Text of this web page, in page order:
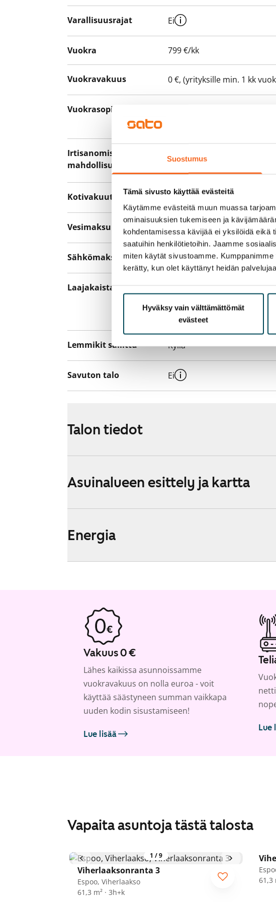
Suostumus
Tämä sivusto käyttää evästeitä
Käytämme evästeitä muun muassa
ominaisuuksien tukemiseen ja
kohdentamisessa kävijää ei yksilöidä eikä
saatuihin henkilötietoihin. Jaamme
miten käytät sivustoamme.
kerätty, kun olet käyttänyt heidän
Hyväksy vain välttämättömät
evästeet
Varallisuusrajat Ei
Vuokra 799 €/kk
Vuokravakuus 0 €, (yrityksille min. 1 kk
Vuokrasopimus
Irtisanomis­
mahdollisuus
12 kk vuokrasopimuksesta tai
Kotivakuutus Pakollinen, ei sisälly vuokraan
Vesimaksu 27 €/hlö/kk
Sähkömaksu Vuokralainen solmii itse
Laajakaista
Vuokraan sisältyy 50 M
yhteyttä operaattoriin Telia.
Lemmikit sallittu Kyllä
Savuton talo Ei
Talon tiedot
Asuinalueen esittely ja kartta
Energia
Vakuus 0 €
Lähes kaikissa asunnoissamme
vuokravakuus on nolla euroa - voit
käyttää säästyneen summan vaikkapa
uuden kodin sisustamiseen!
Lue lisää
Lue
Vapaita asuntoja tästä talosta
1 /9
Viherlaaksonranta 3
Espoo, Viherlaakso
61,3 m² · 3h+k
61,3